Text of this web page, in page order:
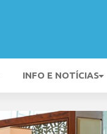
INFO E NOTÍCIAS